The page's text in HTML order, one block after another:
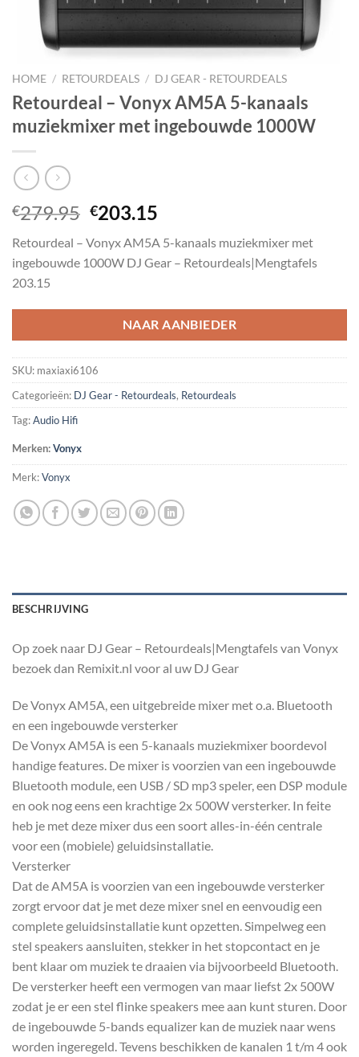
HOME / RETOURDEALS / DJ GEAR - RETOURDEALS
Retourdeal – Vonyx AM5A 5-kanaals
muziekmixer met ingebouwde 1000W
€279.95 Oorspronkelijke
was:
€279.95.
€203.15
is:
€203.15.
Retourdeal – Vonyx AM5A 5-kanaals muziekmixer met
ingebouwde 1000W DJ Gear – Retourdeals|Mengtafels
203.15
NAAR AANBIEDER
SKU: maxiaxi6106
Categorieën: DJ Gear - Retourdeals, Retourdeals
Tag:Audio Hifi
Merken:Vonyx
Merk:Vonyx
BESCHRIJVING
Op zoek naar DJ Gear – Retourdeals|Mengtafels van Vonyx
bezoek dan Remixit.nl voor al uw DJ Gear
De Vonyx AM5A, een uitgebreide mixer met o.a. Bluetooth
en een ingebouwde versterker
De Vonyx AM5A is een 5-kanaals muziekmixer boordevol
handige features. De mixer is voorzien van een ingebouwde
Bluetooth module, een USB / SD mp3 speler, een DSP module
en ook nog eens een krachtige 2x 500W versterker. In feite
heb je met deze mixer dus een soort alles-in-één centrale
voor een (mobiele) geluidsinstallatie.
Versterker
Dat de AM5A is voorzien van een ingebouwde versterker
zorgt ervoor dat je met deze mixer snel en eenvoudig een
complete geluidsinstallatie kunt opzetten. Simpelweg een
stel speakers aansluiten, stekker in het stopcontact en je
bent klaar om muziek te draaien via bijvoorbeeld Bluetooth.
De versterker heeft een vermogen van maar liefst 2x 500W
zodat je er een stel flinke speakers mee aan kunt sturen. Door
de ingebouwde 5-bands equalizer kan de muziek naar wens
worden ingeregeld. Tevens beschikken de kanalen 1 t/m 4 ook